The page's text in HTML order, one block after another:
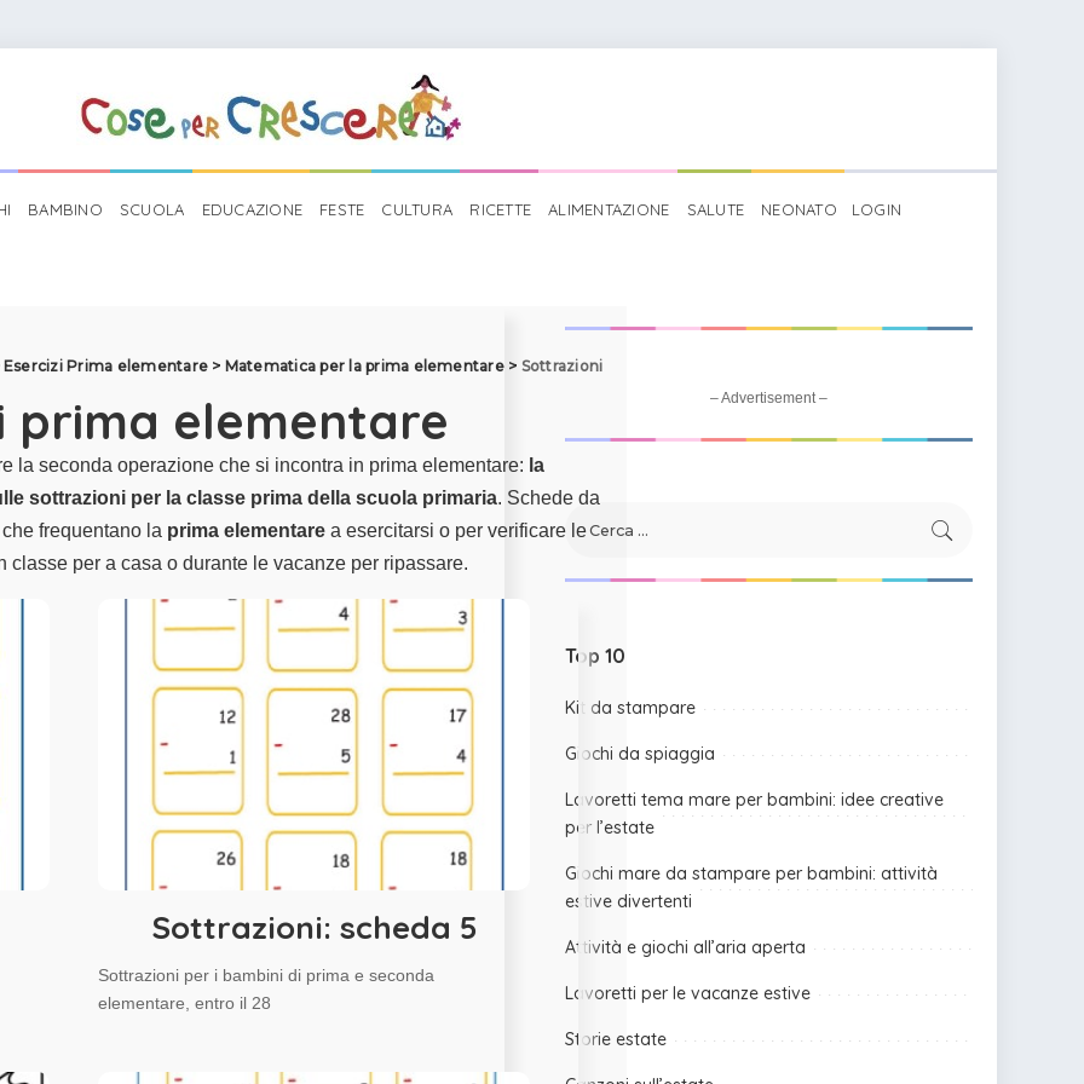
BAMBINO SCUOLA EDUCAZIONE FESTE CULTURA RICETTE ALIMENTAZIONE SALUTE NEONATO LOGIN
Esercizi Prima elementare > Matematica per la prima elementare> Sottrazioni
prima elementare
la seconda operazione che si incontra in prima elementare: la
sottrazioni per la classe prima della scuola primaria. Schede da
frequentano la prima elementarea esercitarsi o per verificare le
classe per a casa o durante le vacanze per ripassare.
Sottrazioni: scheda 5
Sottrazioni per i bambini di prima e seconda
elementare, entro il 28
– Advertisement –
Top 10
Kit da stampare
Giochi da spiaggia
Lavoretti tema mare per bambini: idee creative
per l’estate
Giochi mare da stampare per bambini: attività
estive divertenti
Attività e giochi all’aria aperta
Lavoretti per le vacanze estive
Storie estate